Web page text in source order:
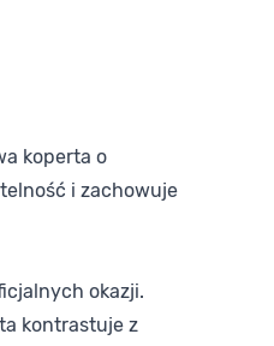
koperta o
i zachowuje
okazji.
kontrastuje z